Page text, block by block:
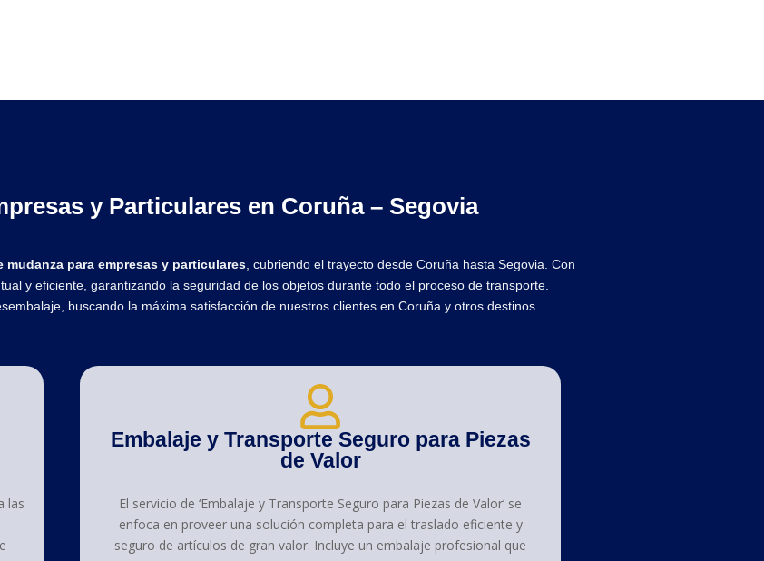
y Particulares en Coruña – Segovia
para empresas y particulares, cubriendo el trayecto desde Coruña hasta Segovia. Con
y eficiente, garantizando la seguridad de los objetos durante todo el proceso de transporte.
buscando la máxima satisfacción de nuestros clientes en Coruña y otros destinos.
las
Embalaje y Transporte Seguro para Piezas
de Valor
El servicio de ‘Embalaje y Transporte Seguro para Piezas de Valor’ se
enfoca en proveer una solución completa para el traslado eficiente y
seguro de artículos de gran valor. Incluye un embalaje profesional que